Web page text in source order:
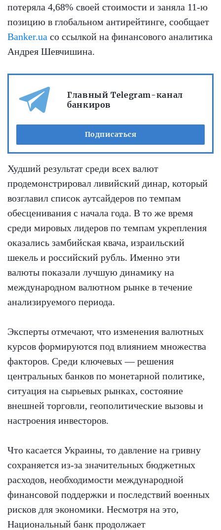
потеряла 4,68% своей стоимости и заняла 11-ю
позицию в глобальном антирейтинге, сообщает
Banker.ua со ссылкой на финансового аналитика
Андрея Шевчишина.
Главный Telegram-канал
банкиров
Подписаться
Худший результат среди всех валют
продемонстрировал ливийский динар, который
возглавил список аутсайдеров по темпам
обесценивания с начала года. В то же время
среди мировых лидеров по темпам укрепления
оказались замбийская квача, израильский
шекель и российский рубль. Именно эти
валюты показали лучшую динамику на
международном валютном рынке в течение
анализируемого периода.
Эксперты отмечают, что изменения валютных
курсов формируются под влиянием множества
факторов. Среди ключевых — решения
центральных банков по монетарной политике,
ситуация на сырьевых рынках, состояние
внешней торговли, геополитические вызовы и
настроения инвесторов.
Что касается Украины, то давление на гривну
сохраняется из-за значительных бюджетных
расходов, необходимости международной
финансовой поддержки и последствий военных
рисков для экономики. Несмотря на это,
Национальный банк продолжает